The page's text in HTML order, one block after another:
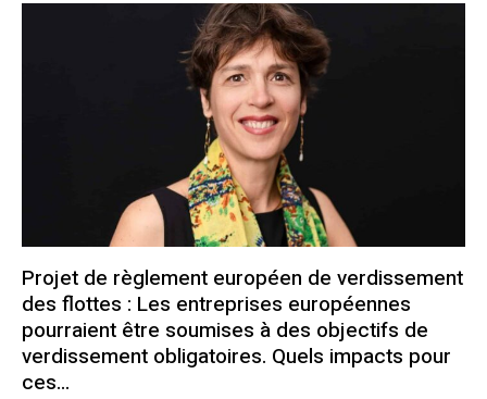
Projet de règlement européen de verdissement
des flottes : Les entreprises européennes
pourraient être soumises à des objectifs de
verdissement obligatoires. Quels impacts pour
ces...